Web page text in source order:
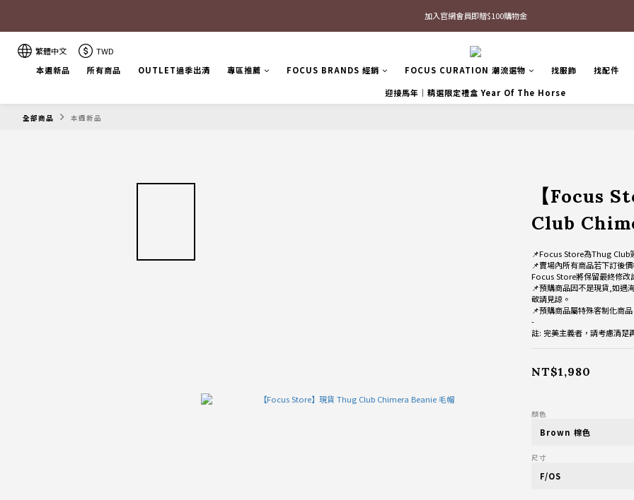
最新三方聯名倒鉤，火熱預購接單中🔥
最新三方聯名倒鉤，火熱預購接單中🔥
📢 Follow our Instagram 📢 (Click Me)
繁體中文
TWD
本週新品
所有商品 OUTLET過季出清 專區推薦 FOCUS BRANDS 經銷 FOCUS CURATION 潮流選物 找服飾
找配件
迎接馬年｜精選限定禮盒 Year Of The Horse
全部商品 本週新品
【Focus
Club
📌Focus Store為Thug Club
📌賣場內所有商品若下訂後
Focus Store將保留最終修改
📌預購商品因不是現貨,如遇
敬請見諒。
📌預購商品屬特殊客制化商
-
註: 完美主義者，請考慮清楚
NT$1,980
顏色
尺寸